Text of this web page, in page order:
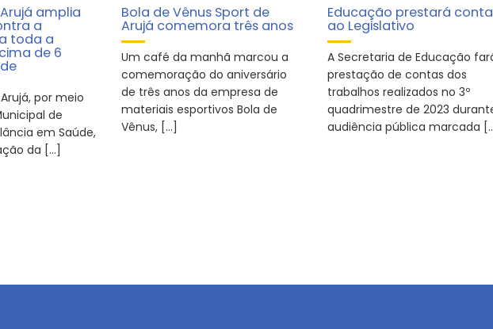
amplia
a
toda a
de 6
por meio
de
em Saúde,
da […]
Bola de Vênus Sport de
Arujá comemora três anos
Um café da manhã marcou a
comemoração do aniversário
de três anos da empresa de
materiais esportivos Bola de
Vênus, […]
Educação prestará
ao Legislativo
A Secretaria de Educação
prestação de contas dos
trabalhos realizados no 3º
quadrimestre de 2023
audiência pública marcada